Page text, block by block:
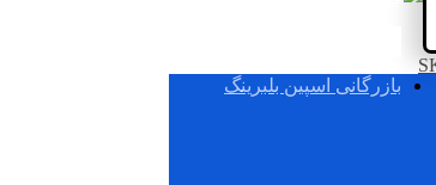
بازرگانی اسپین بلبرینگ